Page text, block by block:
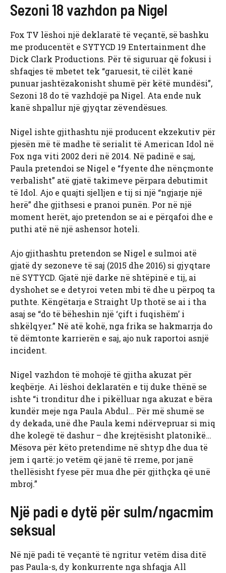
Sezoni 18 vazhdon pa Nigel
Fox TV lëshoi ​​një deklaratë të veçantë, së bashku
me producentët e SYTYCD 19 Entertainment dhe
Dick Clark Productions. Për të siguruar që fokusi i
shfaqjes të mbetet tek “garuesit, të cilët kanë
punuar jashtëzakonisht shumë për këtë mundësi”,
Sezoni 18 do të vazhdojë pa Nigel. Ata ende nuk
kanë shpallur një gjyqtar zëvendësues.
Nigel ishte gjithashtu një producent ekzekutiv për
pjesën më të madhe të serialit të American Idol në
Fox nga viti 2002 deri në 2014. Në padinë e saj,
Paula pretendoi se Nigel e “fyente dhe nënçmonte
verbalisht” atë gjatë takimeve përpara debutimit
të Idol. Ajo e quajti sjelljen e tij si një “ngjarje një
herë” dhe gjithsesi e pranoi punën. Por në një
moment herët, ajo pretendon se ai e përqafoi dhe e
puthi atë në një ashensor hoteli.
Ajo gjithashtu pretendon se Nigel e sulmoi atë
gjatë dy sezoneve të saj (2015 dhe 2016) si gjyqtare
në SYTYCD. Gjatë një darke në shtëpinë e tij, ai
dyshohet se e detyroi veten mbi të dhe u përpoq ta
puthte. Këngëtarja e Straight Up thotë se ai i tha
asaj se “do të bëheshin një ‘çift i fuqishëm’ i
shkëlqyer.” Në atë kohë, nga frika se hakmarrja do
të dëmtonte karrierën e saj, ajo nuk raportoi asnjë
incident.
Nigel vazhdon të mohojë të gjitha akuzat për
keqbërje. Ai lëshoi ​​deklaratën e tij duke thënë se
ishte “i tronditur dhe i pikëlluar nga akuzat e bëra
kundër meje nga Paula Abdul… Për më shumë se
dy dekada, unë dhe Paula kemi ndërvepruar si miq
dhe kolegë të dashur – dhe krejtësisht platonikë…
Mësova për këto pretendime në shtyp dhe dua të
jem i qartë: jo vetëm që janë të rreme, por janë
thellësisht fyese për mua dhe për gjithçka që unë
mbroj.”
Një padi e dytë për sulm/ngacmim
seksual
Në një padi të veçantë të ngritur vetëm disa ditë
pas Paula-s, dy konkurrente nga shfaqja All